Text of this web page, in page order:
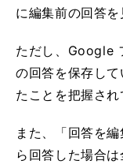
に編集前の回答を
ただし、Google
の回答を保存し
たことを把握され
また、「回答を
ら回答した場合